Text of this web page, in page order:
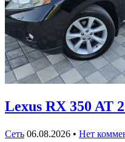
Lexus RX 350 AT
Сеть 06.08.2026 • Нет